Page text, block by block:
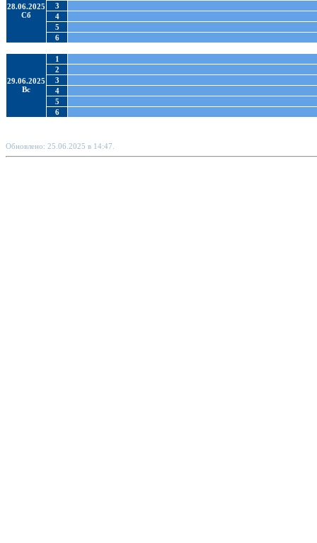
28.06.2025
Сб
3
4
5
6
29.06.2025
Вс
1
2
3
4
5
6
Обновлено: 25.06.2025 в 14:47.